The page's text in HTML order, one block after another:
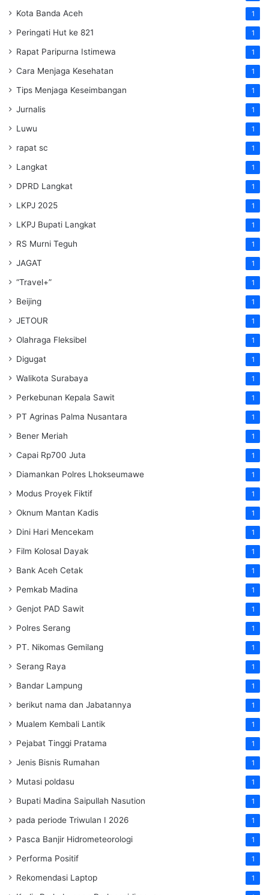
Kota Banda Aceh 1
Peringati Hut ke 821 1
Rapat Paripurna Istimewa 1
Cara Menjaga Kesehatan 1
Tips Menjaga Keseimbangan 1
Jurnalis 1
Luwu 1
rapat sc 1
Langkat 1
DPRD Langkat 1
LKPJ 2025 1
LKPJ Bupati Langkat 1
RS Murni Teguh 1
JAGAT 1
“Travel+” 1
Beijing 1
JETOUR 1
Olahraga Fleksibel 1
Digugat 1
Walikota Surabaya 1
Perkebunan Kepala Sawit 1
PT Agrinas Palma Nusantara 1
Bener Meriah 1
Capai Rp700 Juta 1
Diamankan Polres Lhokseumawe 1
Modus Proyek Fiktif 1
Oknum Mantan Kadis 1
Dini Hari Mencekam 1
Film Kolosal Dayak 1
Bank Aceh Cetak 1
Pemkab Madina 1
Genjot PAD Sawit 1
Polres Serang 1
PT. Nikomas Gemilang 1
Serang Raya 1
Bandar Lampung 1
berikut nama dan Jabatannya 1
Mualem Kembali Lantik 1
Pejabat Tinggi Pratama 1
Jenis Bisnis Rumahan 1
Mutasi poldasu 1
Bupati Madina Saipullah Nasution 1
pada periode Triwulan I 2026 1
Pasca Banjir Hidrometeorologi 1
Performa Positif 1
Rekomendasi Laptop 1